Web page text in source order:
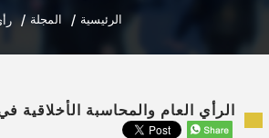
الرئيسية المجلة
الرأي العام والمحاسبة الأخلاقية